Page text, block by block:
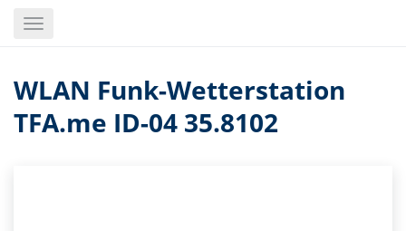
Toggle
WLAN Funk-Wetterstation
TFA.me ID-04 35.8102